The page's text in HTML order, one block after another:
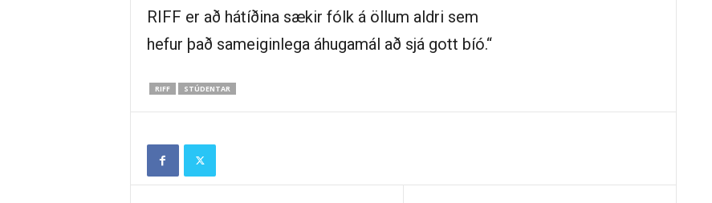
RIFF er að hátíðina sækir fólk á öllum aldri sem
hefur það sameiginlega áhugamál að sjá gott bíó.“
RIFF STÚDENTAR